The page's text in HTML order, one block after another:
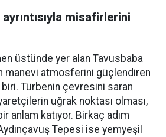
misafirlerini
üstünde yer alan Tavusbaba
manevi atmosferini güçlendiren
Türbenin çevresini saran
uğrak noktası olması,
anlam katıyor. Birkaç adım
Tepesi ise yemyeşil